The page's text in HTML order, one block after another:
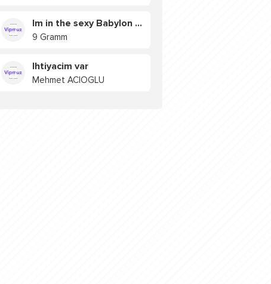
Im in the sexy Babylon БУЯ
9 Gramm
Ihtiyacim var
Mehmet ACIOGLU